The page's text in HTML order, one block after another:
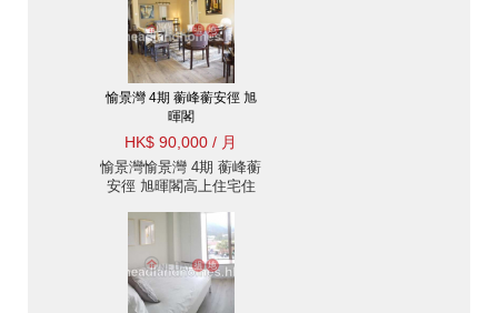
愉景灣 4期 蘅峰蘅安徑 旭
暉閣
HK$ 90,000 / 月
愉景灣愉景灣 4期 蘅峰蘅
安徑 旭暉閣高上住宅住